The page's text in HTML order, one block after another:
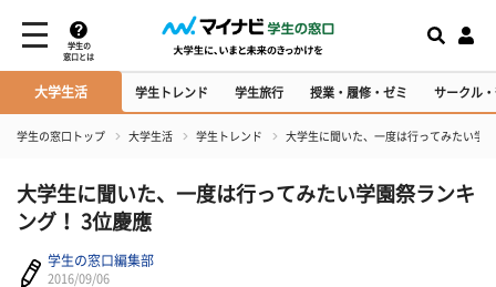
学生の
窓口とは
大学生活 学生トレンド 学生旅行 授業・履修・ゼミ サークル
学生の窓口トップ 大学生活 学生トレンド 大学生に聞いた、一度は行ってみたい学
大学生に聞いた、一度は行ってみたい学園祭ランキ
ング！ 3位慶應
学生の窓口編集部
2016/09/06